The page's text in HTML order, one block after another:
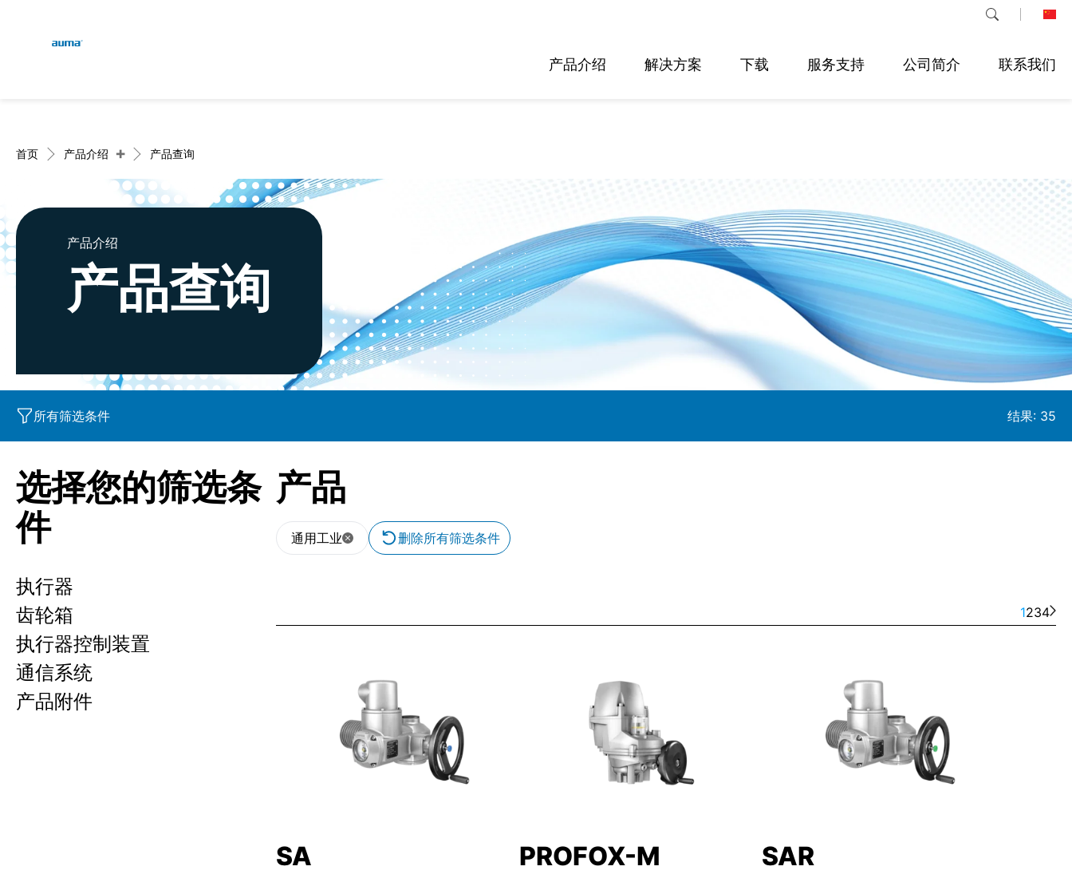
产品介绍 解决方案 下载 服务支持 公司简介 联系我们
欧洲
亚太地区
北美
首页 产品介绍 + 产品查询
产品介绍
产品查询
所有筛选条件 结果: 35
选择您的筛选条
件
执行器
齿轮箱
执行器控制装置
通信系统
产品附件
产品
通用工业 删除所有筛选条件
1234
SA PROFOX-M SAR